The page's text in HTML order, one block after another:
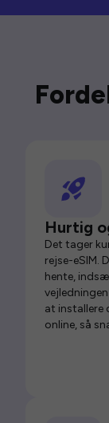
Hurtig
Det tager
rejse-eSIM.
hente,
at installere
online, så